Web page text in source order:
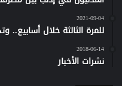
2021-09-04
للمرة الثالثة خلال
2018-06-14
نشرات الأخبار